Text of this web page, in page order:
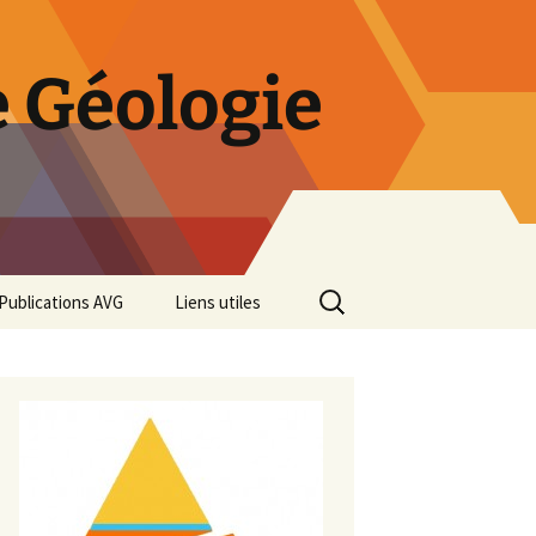
Publications AVG
Diaporama Exposition
minéralogique AVG 2016
Liens utiles
Rechercher :